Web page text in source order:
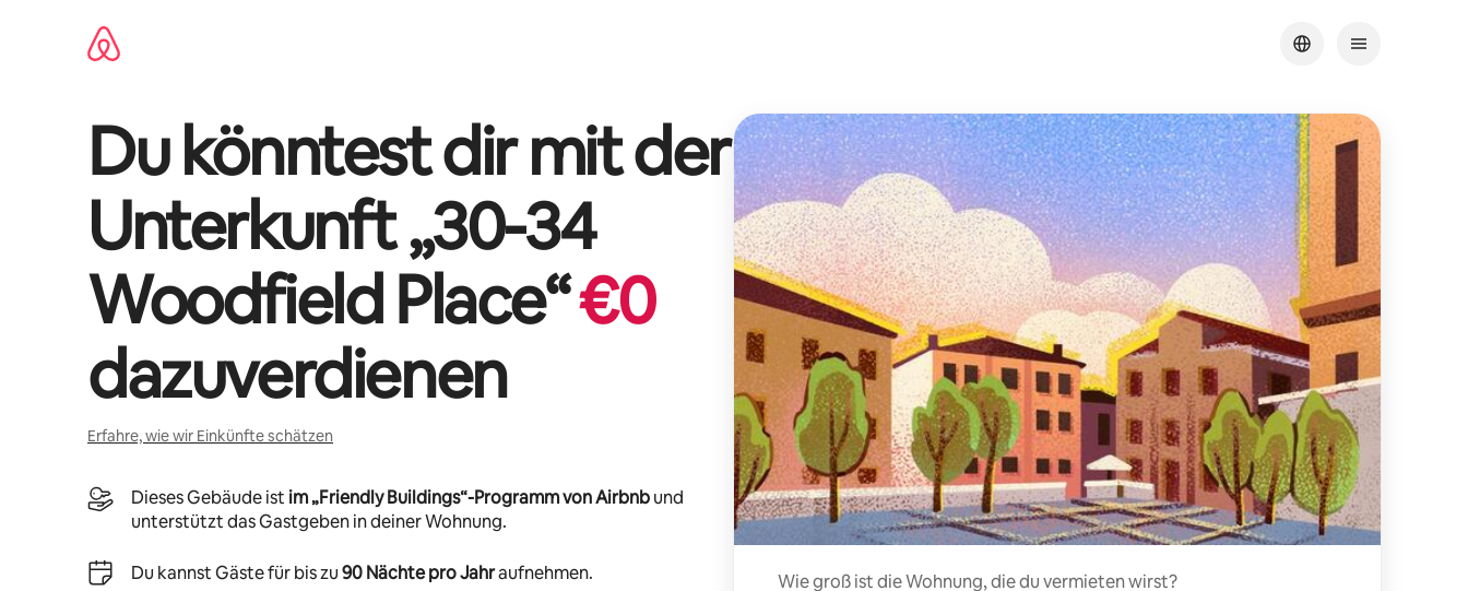
Du könntest dir mit der
Unterkunft „30-34
Woodfield Place“€0
dazuverdienen
Erfahre, wie wir Einkünfte schätzen
Dieses Gebäude ist im „Friendly Buildings“-Programm von Airbnbund
unterstützt das Gastgeben in deiner Wohnung.
Du kannst Gäste für bis zu90 Nächte pro Jahraufnehmen. Wie groß ist die Wohnung, die du vermieten wirst?